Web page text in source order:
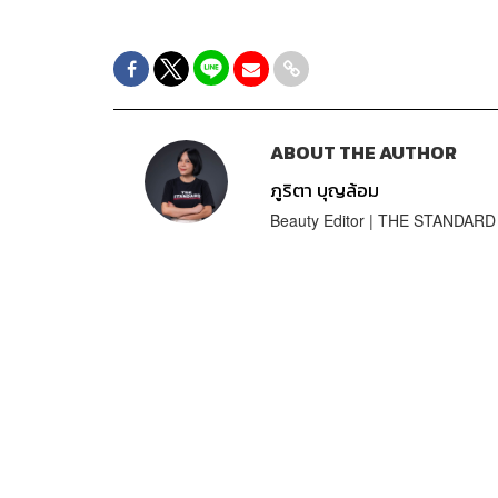
ABOUT THE AUTHOR
ภูริตา บุญล้อม
Beauty Editor | THE